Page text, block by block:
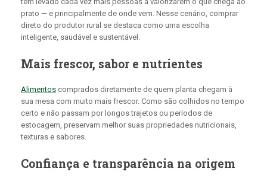
prato — e principalmente de onde vem. Nesse cenário, comprar
direto do produtor rural se destaca como uma escolha
inteligente, saudável e sustentável.
Mais frescor, sabor e nutrientes
Alimentos comprados diretamente de quem planta chegam à
sua mesa com muito mais frescor. Como são colhidos no tempo
certo e não passam por longos trajetos ou períodos de
estocagem, preservam melhor suas propriedades nutricionais,
texturas e sabores.
Confiança e transparência na origem